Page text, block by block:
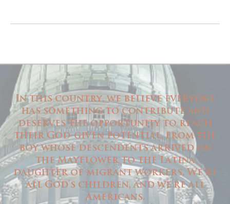
In this country, we believe everyone
has something to contribute and
deserves the opportunity to reach
their God-given potential, from the
boy whose descendents arrived on
the Mayflower to the Latina
daughter of migrant workers. We're
all God's children, and we're all
Americans.